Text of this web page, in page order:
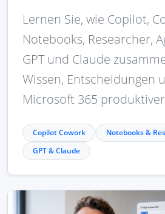
Lernen Sie, wie Copilot,
Notebooks, Researcher,
GPT und Claude
Wissen, Entscheidungen
Microsoft 365
Copilot Cowork
Notebooks &
GPT & Claude